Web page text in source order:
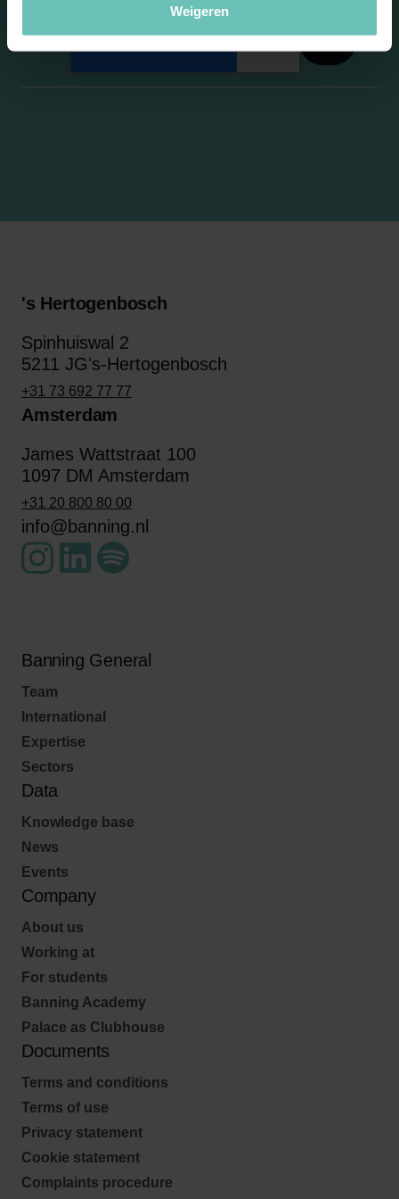
Weigeren
's Hertogenbosch
Spinhuiswal 2
5211 JG's-Hertogenbosch
+31 73 692 77 77
Amsterdam
James Wattstraat 100
1097 DM Amsterdam
+31 20 800 80 00
info@banning.nl
Banning General
Team
International
Expertise
Sectors
Data
Knowledge base
News
Events
Company
About us
Working at
For students
Banning Academy
Palace as Clubhouse
Documents
Terms and conditions
Terms of use
Privacy statement
Cookie statement
Complaints procedure